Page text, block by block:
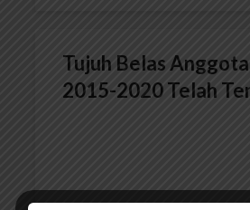
Tujuh Belas
2015-2020 Telah